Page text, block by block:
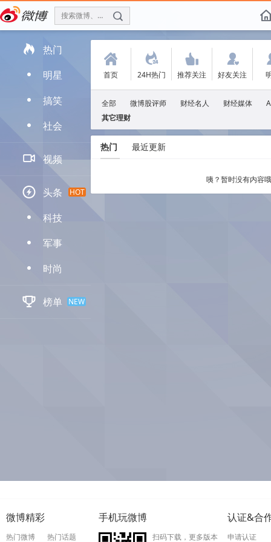
搜索微博、找人 f
 热门
D 明星
D 搞笑
D 社会
 视频
 头条 HOT
D 科技
D 军事
D 时尚
 榜单 NEW
(
首页
.
24H热门
'
推荐关注
:
好友关注
全部 微博股评师 财经名人 财经媒体
其它理财
热门 最近更新
咦？暂时没有内容
微博精彩
热门微博 热门话题
手机玩微博
扫码下载，更多版本
认证&合
申请认证